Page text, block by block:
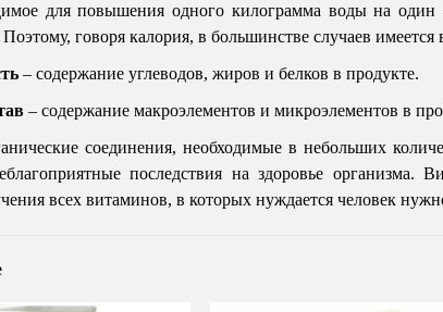
для повышения одного килограмма воды на
говоря калория, в большинстве случаев
– содержание углеводов, жиров и белков в продукте.
– содержание макроэлементов и микроэлементов в
соединения, необходимые в небольших
последствия на здоровье
всех витаминов, в которых нуждается человек